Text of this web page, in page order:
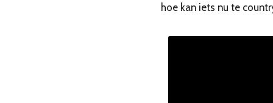
hoe kan iets nu te